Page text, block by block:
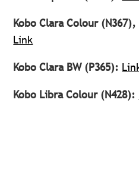
Kobo Clara Colour
Link
Kobo Clara BW (P365):
Kobo Libra Colour (N428):